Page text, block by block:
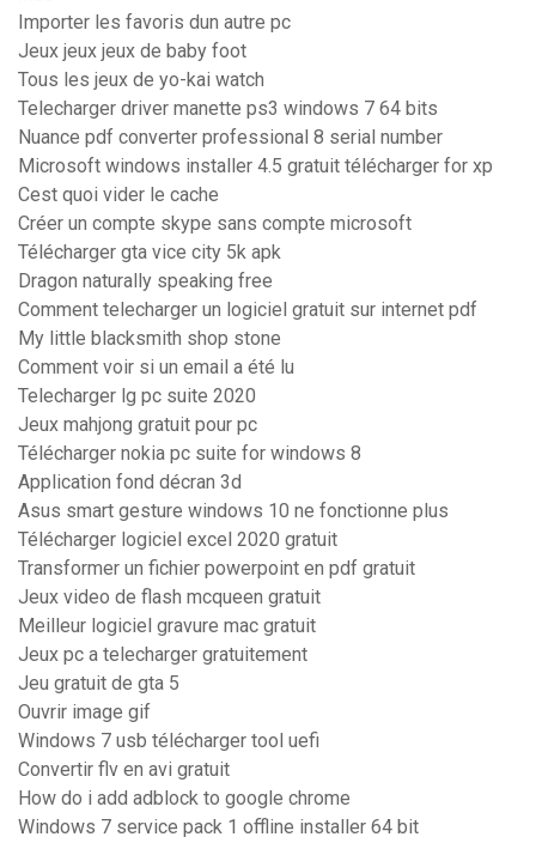
Importer les favoris dun autre pc
Jeux jeux jeux de baby foot
Tous les jeux de yo-kai watch
Telecharger driver manette ps3 windows 7 64 bits
Nuance pdf converter professional 8 serial number
Microsoft windows installer 4.5 gratuit télécharger for xp
Cest quoi vider le cache
Créer un compte skype sans compte microsoft
Télécharger gta vice city 5k apk
Dragon naturally speaking free
Comment telecharger un logiciel gratuit sur internet pdf
My little blacksmith shop stone
Comment voir si un email a été lu
Telecharger lg pc suite 2020
Jeux mahjong gratuit pour pc
Télécharger nokia pc suite for windows 8
Application fond décran 3d
Asus smart gesture windows 10 ne fonctionne plus
Télécharger logiciel excel 2020 gratuit
Transformer un fichier powerpoint en pdf gratuit
Jeux video de flash mcqueen gratuit
Meilleur logiciel gravure mac gratuit
Jeux pc a telecharger gratuitement
Jeu gratuit de gta 5
Ouvrir image gif
Windows 7 usb télécharger tool uefi
Convertir flv en avi gratuit
How do i add adblock to google chrome
Windows 7 service pack 1 offline installer 64 bit